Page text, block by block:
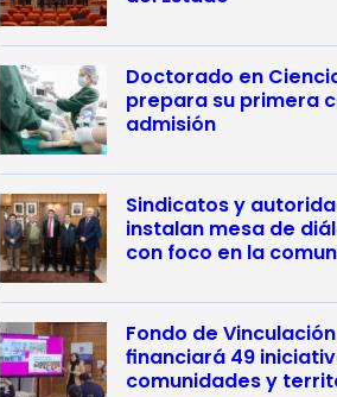
Doctorado en
prepara su primera
admisión
Sindicatos y
instalan mesa de
con foco en la
Fondo de
financiará 49
comunidades y